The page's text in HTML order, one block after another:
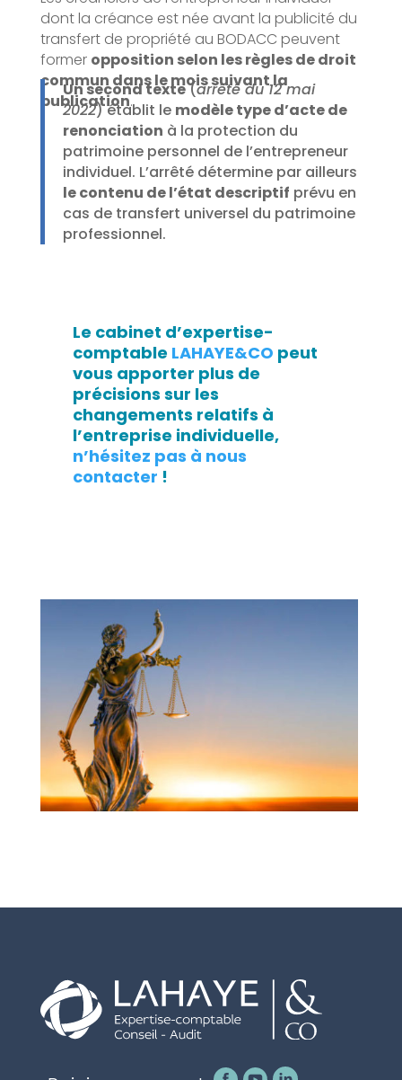
dont la créance est née avant la publicité du
transfert de propriété au BODACC peuvent
former opposition selon les règles de droit
commun dans le mois suivant la
publication.
Un second texte(arrêté du 12 mai
2022) établit le modèle type d’acte de
renonciation à la protection du
patrimoine personnel de l’entrepreneur
individuel. L’arrêté détermine par ailleurs
le contenu de l’état descriptif prévu en
cas de transfert universel du patrimoine
professionnel.
Le cabinet d’expertise-
comptable LAHAYE&CO peut
vous apporter plus de
précisions sur les
changements relatifs à
l’entreprise individuelle,
n’hésitez pas à nous
contacter !